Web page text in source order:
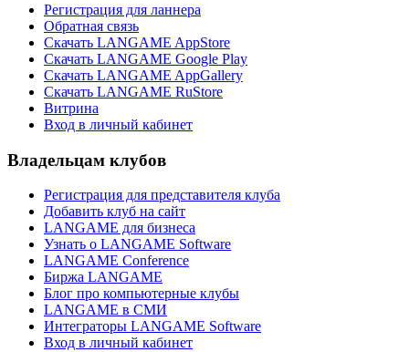
Регистрация для ланнера
Обратная связь
Скачать LANGAME AppStore
Скачать LANGAME Google Play
Скачать LANGAME AppGallery
Скачать LANGAME RuStore
Витрина
Вход в личный кабинет
Владельцам клубов
Регистрация для представителя клуба
Добавить клуб на сайт
LANGAME для бизнеса
Узнать о LANGAME Software
LANGAME Conference
Биржа LANGAME
Блог про компьютерные клубы
LANGAME в СМИ
Интеграторы LANGAME Software
Вход в личный кабинет